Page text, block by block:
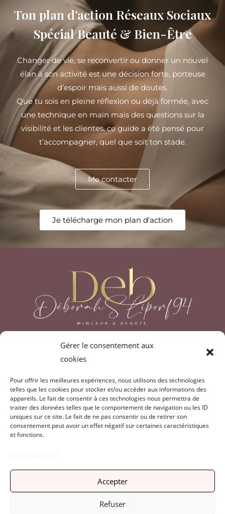
Gérer le consentement aux
cookies
Pour offrir les meilleures expériences, nous utilisons des technologies
telles que les cookies pour stocker et/ou accéder aux informations des
appareils. Le fait de consentir à ces technologies nous permettra de
traiter des données telles que le comportement de navigation ou les ID
uniques sur ce site. Le fait de ne pas consentir ou de retirer son
consentement peut avoir un effet négatif sur certaines caractéristiques
et fonctions.
Accepter
Refuser
Ton plan d’action Réseaux Sociaux
Spécial Beauté & Bien-Être
Changer de vie, se reconvertir ou donner un nouvel
élan à son activité est une décision forte, porteuse
d’espoir mais aussi de doutes.
Que tu sois en pleine réflexion ou déjà formée, avec
une technique en main mais des questions sur la
visibilité et les clientes, ce guide a été pensé pour
t’accompagner, quel que soit ton stade.
Me contacter
Je télécharge mon plan d'action
debliporf@outlook.fr
CONTACT & RÉSERVATION
Vous souhaitez devenir ambassadrice?
Mentions Légales
Conditions Générales de Vente